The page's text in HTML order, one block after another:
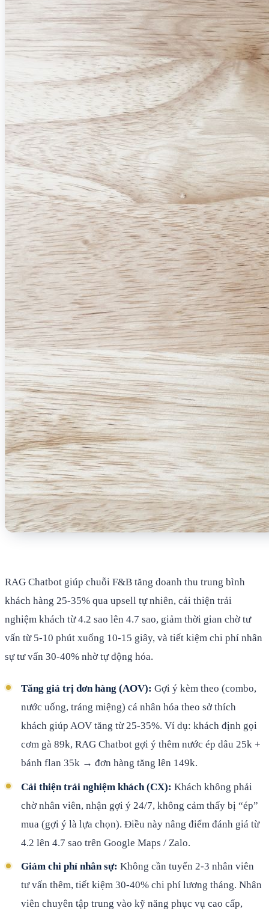
RAG Chatbot giúp chuỗi F&B tăng doanh thu trung bình
khách hàng 25-35% qua upsell tự nhiên, cải thiện trải
nghiệm khách từ 4.2 sao lên 4.7 sao, giảm thời gian chờ tư
vấn từ 5-10 phút xuống 10-15 giây, và tiết kiệm chi phí nhân
sự tư vấn 30-40% nhờ tự động hóa.
Tăng giá trị đơn hàng (AOV): Gợi ý kèm theo (combo,
nước uống, tráng miệng) cá nhân hóa theo sở thích
khách giúp AOV tăng từ 25-35%. Ví dụ: khách định gọi
cơm gà 89k, RAG Chatbot gợi ý thêm nước ép dâu 25k +
bánh flan 35k → đơn hàng tăng lên 149k.
Cải thiện trải nghiệm khách (CX): Khách không phải
chờ nhân viên, nhận gợi ý 24/7, không cảm thấy bị “ép”
mua (gợi ý là lựa chọn). Điều này nâng điểm đánh giá từ
4.2 lên 4.7 sao trên Google Maps / Zalo.
Giảm chi phí nhân sự: Không cần tuyển 2-3 nhân viên
tư vấn thêm, tiết kiệm 30-40% chi phí lương tháng. Nhân
viên chuyên tập trung vào kỹ năng phục vụ cao cấp,